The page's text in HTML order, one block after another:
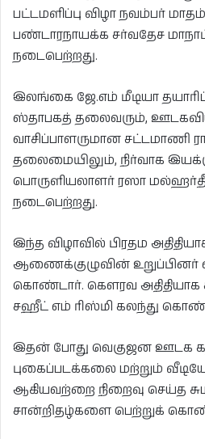
பட்டமளிப்பு விழா நவம்பர்
பண்டாரநாயக்க சர்வதேச
நடைபெற்றது.
இலங்கை ஜே.எம் மீடியா
ஸ்தாபகத் தலைவரும்,
வாசிப்பாளருமான
தலைமையிலும், நிர்வாக
பொருளியலாளர் ரஸா
நடைபெற்றது.
இந்த விழாவில் பிரதம
ஆணைக்குழுவின் உறுப்பினர்
கொண்டார். கௌரவ அதிதியாக
சஹீட் எம் ரிஸ்மி கலந்து
இதன் போது வெகுஜன ஊடக
புகைப்படக்கலை மற்றும்
ஆகியவற்றை நிறைவு செய்த
சான்றிதழ்களை பெற்றுக்